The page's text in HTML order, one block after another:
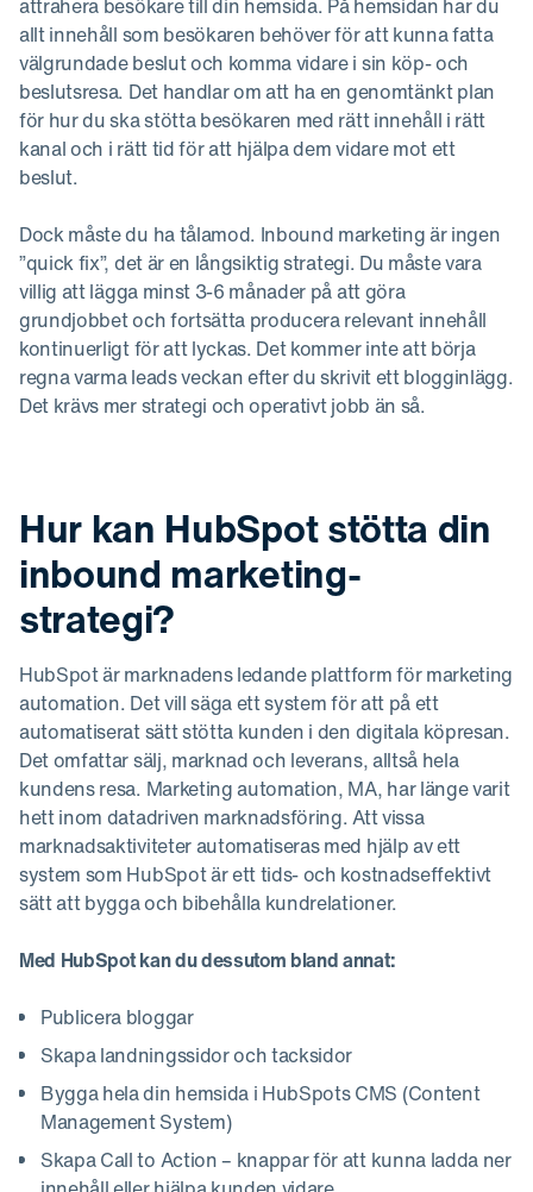
attrahera besökare till din hemsida. På hemsidan har du
allt innehåll som besökaren behöver för att kunna fatta
välgrundade beslut och komma vidare i sin köp- och
beslutsresa. Det handlar om att ha en genomtänkt plan
för hur du ska stötta besökaren med rätt innehåll i rätt
kanal och i rätt tid för att hjälpa dem vidare mot ett
beslut.
Dock måste du ha tålamod. Inbound marketing är ingen
”quick fix”, det är en långsiktig strategi. Du måste vara
villig att lägga minst 3-6 månader på att göra
grundjobbet och fortsätta producera relevant innehåll
kontinuerligt för att lyckas. Det kommer inte att börja
regna varma leads veckan efter du skrivit ett blogginlägg.
Det krävs mer strategi och operativt jobb än så.
Hur kan HubSpot stötta din
inbound marketing-
strategi?
HubSpot är marknadens ledande plattform för marketing
automation. Det vill säga ett system för att på ett
automatiserat sätt stötta kunden i den digitala köpresan.
Det omfattar sälj, marknad och leverans, alltså hela
kundens resa. Marketing automation, MA, har länge varit
hett inom datadriven marknadsföring. Att vissa
marknadsaktiviteter automatiseras med hjälp av ett
system som HubSpot är ett tids- och kostnadseffektivt
sätt att bygga och bibehålla kundrelationer.
Med HubSpot kan du dessutom bland annat:
Publicera bloggar
Skapa landningssidor och tacksidor
Bygga hela din hemsida i HubSpots CMS (Content
Management System)
Skapa Call to Action – knappar för att kunna ladda ner